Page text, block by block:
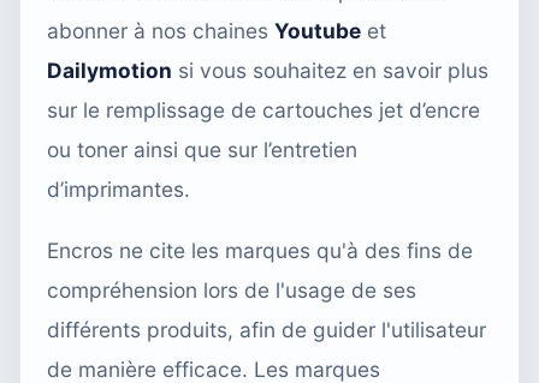
abonner à nos chaines Youtube et
Dailymotion si vous souhaitez en savoir plus
sur le remplissage de cartouches jet d’encre
ou toner ainsi que sur l’entretien
d’imprimantes.
Encros ne cite les marques qu'à des fins de
compréhension lors de l'usage de ses
différents produits, afin de guider l'utilisateur
de manière efficace. Les marques